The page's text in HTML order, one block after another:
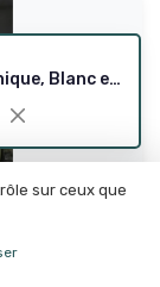
pêche à
Hybrid Hip Tackle System, Taille Unique, Blanc et Vert, Rangement Premium pour matériel de pêche avec tiroirs Amovibles, Convient aux boîtes Utilitaires Stowaway, Rangement pour la pêche 3113305
sur ceux que